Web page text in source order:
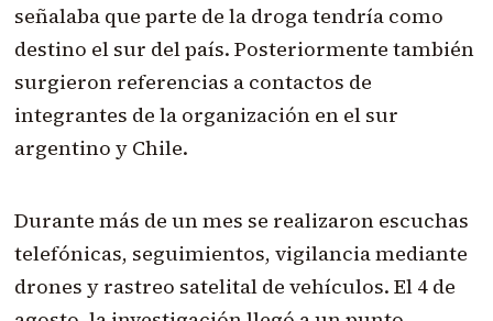
señalaba que parte de la droga tendría como
destino el sur del país. Posteriormente también
surgieron referencias a contactos de
integrantes de la organización en el sur
argentino y Chile.
Durante más de un mes se realizaron escuchas
telefónicas, seguimientos, vigilancia mediante
drones y rastreo satelital de vehículos. El 4 de